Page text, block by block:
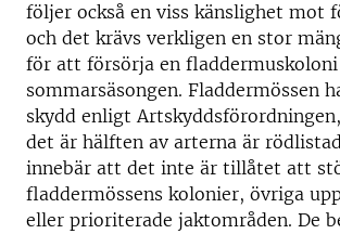
följer också en viss känslighet mot
och det krävs verkligen en stor
för att försörja en
sommarsäsongen. Fladdermössen
skydd enligt
det är hälften av arterna är
innebär att det inte är tillåtet att
fladdermössens kolonier, övriga
eller prioriterade jaktområden. De